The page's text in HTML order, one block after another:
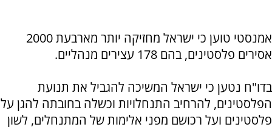
אמנסטי טוען כי ישראל מחזיקה יותר מארבעת 2000
אסירים פלסטינים, בהם 178 עצירים מנהליים.
בדו"ח נטען כי ישראל המשיכה להגביל את תנועת
הפלסטינים, להרחיב התנחלויות וכשלה בחובתה להגן על
פלסטינים ועל רכושם מפני אלימות של המתנחלים, לשון